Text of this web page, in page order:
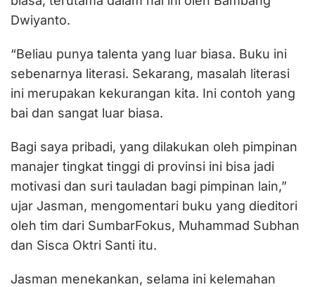
Dwiyanto.
“Beliau punya talenta yang luar biasa. Buku ini
sebenarnya literasi. Sekarang, masalah literasi
ini merupakan kekurangan kita. Ini contoh yang
bai dan sangat luar biasa.
Bagi saya pribadi, yang dilakukan oleh pimpinan
manajer tingkat tinggi di provinsi ini bisa jadi
motivasi dan suri tauladan bagi pimpinan lain,”
ujar Jasman, mengomentari buku yang dieditori
oleh tim dari SumbarFokus, Muhammad Subhan
dan Sisca Oktri Santi itu.
Jasman menekankan, selama ini kelemahan